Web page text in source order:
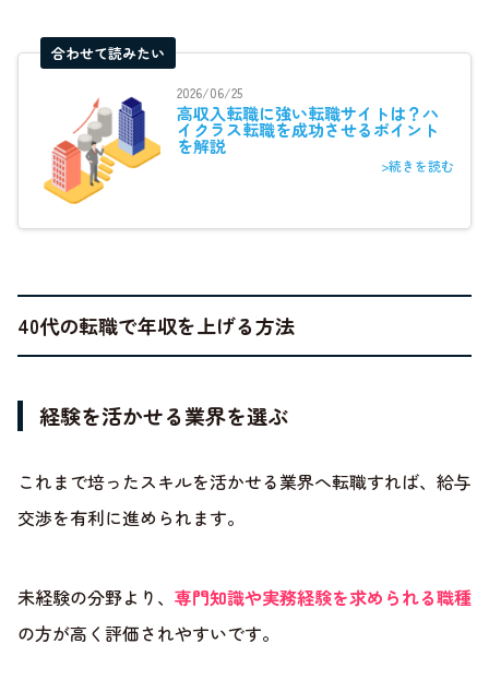
合わせて読みたい
2026/06/25
高収入転職に強い転職サイトは？ハ
イクラス転職を成功させるポイント
を解説
>続きを読む
40代の転職で年収を上げる方法
経験を活かせる業界を選ぶ
これまで培ったスキルを活かせる業界へ転職すれば、給与
交渉を有利に進められます。
未経験の分野より、 専門知識や実務経験を求められる職種
の方が高く評価されやすいです。